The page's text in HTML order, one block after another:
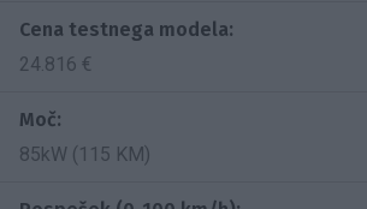
Cena testnega modela:
24.816 €
Moč:
85kW (115 KM)